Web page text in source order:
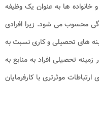
و خانواده ها به عنوان یک وظیفه
محسوب می شود. زیرا افرادی
های تحصیلی و کاری نسبت به
تحصیلی افراد به منابع به
موثرتری با کارفرمایان